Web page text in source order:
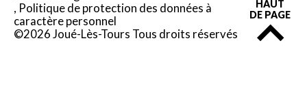
Politique de protection des données à
caractère personnel
©2026 Joué-Lès-Tours Tous droits réservés
HAUT
DE PAGE